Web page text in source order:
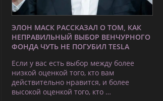
ЭЛОН МАСК РАССКАЗАЛ О ТОМ, КАК
НЕПРАВИЛЬНЫЙ ВЫБОР ВЕНЧУРНОГО
ФОНДА ЧУТЬ НЕ ПОГУБИЛ TESLA
Если у вас есть выбор между более
низкой оценкой того, кто вам
действительно нравится, и более
высокой оценкой того, кто …